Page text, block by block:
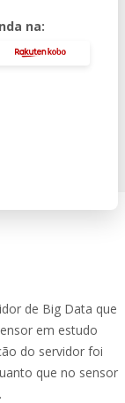
na:
de Big Data que
em estudo
do servidor foi
que no sensor